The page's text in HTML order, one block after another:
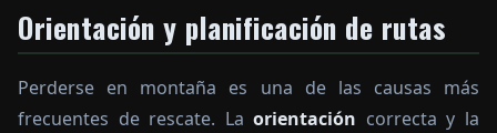
Orientación y planificación de rutas
Perderse en montaña es una de las causas más
frecuentes de rescate. Laorientación correcta y la